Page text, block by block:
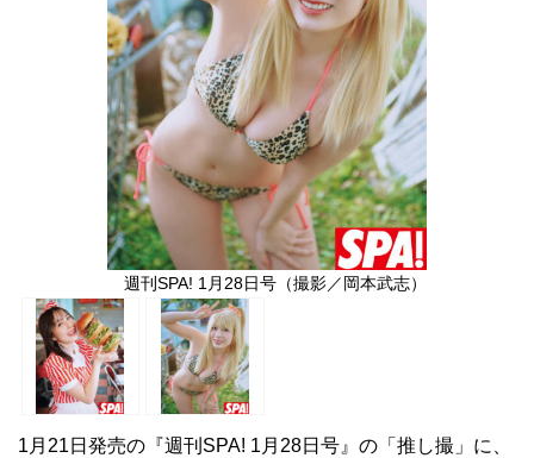
週刊SPA! 1月28日号（撮影／岡本武志）
1月21日発売の『週刊SPA! 1月28日号』の「推し撮」に、